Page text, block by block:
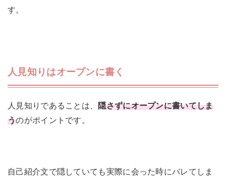
す。
人見知りはオープンに書く
人見知りであることは、隠さずにオープンに書いてしま
うのがポイントです。
自己紹介文で隠していても実際に会った時にバレてしま